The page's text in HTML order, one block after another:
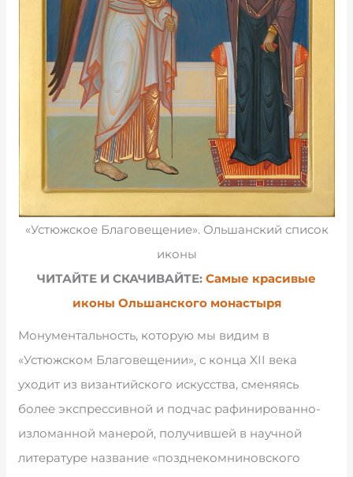
«Устюжское Благовещение». Ольшанский список
иконы
ЧИТАЙТЕ И СКАЧИВАЙТЕ: Самые красивые
иконы Ольшанского монастыря
Монументальность, которую мы видим в
«Устюжском Благовещении», с конца XII века
уходит из византийского искусства, сменяясь
более экспрессивной и подчас рафинированно-
изломанной манерой, получившей в научной
литературе название «позднекомниновского